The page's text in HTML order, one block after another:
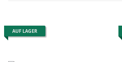
AUF LAGER